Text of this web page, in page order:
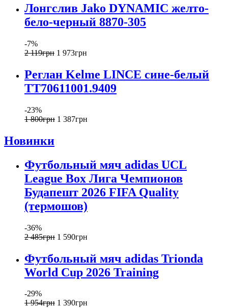
Лонгслив Jako DYNAMIC желто-
бело-черный 8870-305
-7%
2 119грн 1 973грн
Реглан Kelme LINCE сине-белый
TT70611001.9409
-23%
1 800грн 1 387грн
Новинки
Футбольный мяч adidas UCL
League Box Лига Чемпионов
Будапешт 2026 FIFA Quality
(термошов)
-36%
2 485грн 1 590грн
Футбольный мяч adidas Trionda
World Cup 2026 Training
-29%
1 954грн 1 390грн